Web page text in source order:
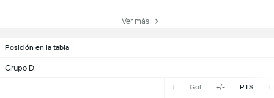
Posición en la tabla
Grupo D
J Gol +/- PTS
Ver más